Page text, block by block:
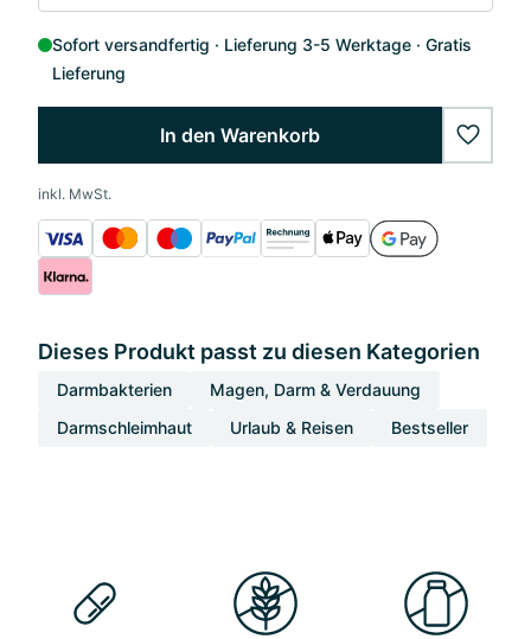
Sofort versandfertig Lieferung 3-5 Werktage
Gratis
Lieferung
In den Warenkorb
inkl. MwSt.
Dieses Produkt passt zu diesen Kategorien
Darmbakterien
Magen, Darm & Verdauung
Darmschleimhaut
Urlaub & Reisen Bestseller